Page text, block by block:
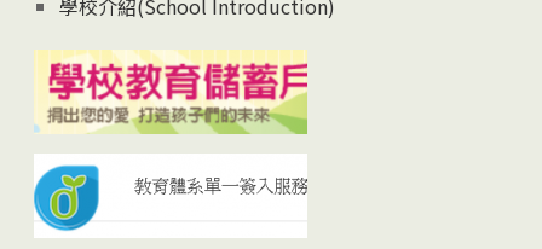
學校介紹(School Introduction)